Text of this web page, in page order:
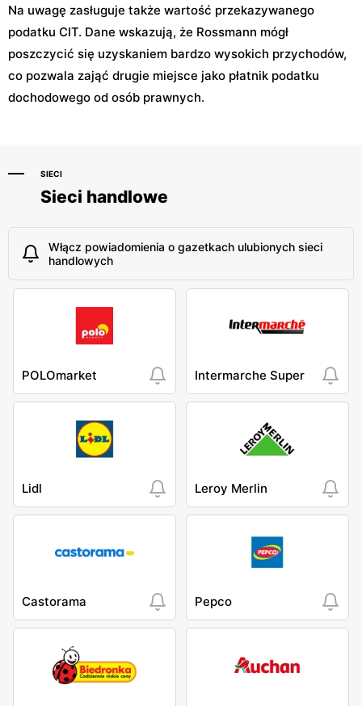
Na uwagę zasługuje także wartość przekazywanego
podatku CIT. Dane wskazują, że Rossmann mógł
poszczycić się uzyskaniem bardzo wysokich przychodów,
co pozwala zająć drugie miejsce jako płatnik podatku
dochodowego od osób prawnych.
SIECI
Sieci handlowe
Włącz powiadomienia o gazetkach ulubionych sieci
handlowych
POLOmarket Intermarche Super
Lidl Leroy Merlin
Castorama Pepco